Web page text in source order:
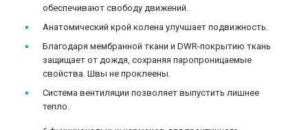
обеспечивают свободу движений.
Анатомический крой колена улучшает подвижность.
Благодаря мембранной ткани и DWR-покрытию ткань
защищает от дождя, сохраняя паропроницаемые
свойства. Швы не проклеены.
Система вентиляции позволяет выпустить лишнее
тепло.